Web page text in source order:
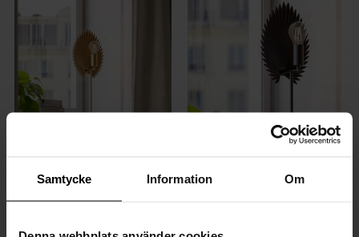
Samtycke Information Om
Aruba Table lamp matt gold
Aruba Table lamp matt